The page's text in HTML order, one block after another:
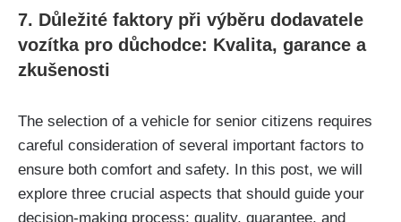
7. Důležité faktory při výběru dodavatele
vozítka pro důchodce: Kvalita, garance a
zkušenosti
The selection of a vehicle for senior citizens requires
careful consideration of several important factors to
ensure both comfort and safety. In this post, we will
explore three crucial aspects that should guide your
decision-making process: quality, guarantee, and